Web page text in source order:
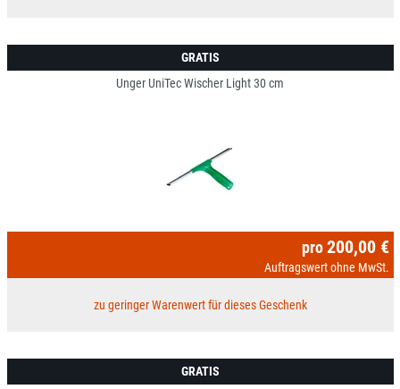
GRATIS
Unger UniTec Wischer Light 30 cm
pro 200,00 €
Auftragswert ohne MwSt.
zu geringer Warenwert für dieses Geschenk
GRATIS